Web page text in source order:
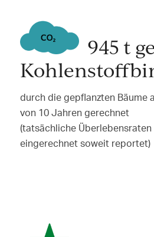
945 t
durch die gepflanzten Bäume
von 10 Jahren gerechnet
(tatsächliche
eingerechnet soweit reportet)